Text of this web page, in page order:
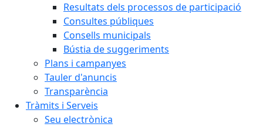
Resultats dels processos de participació
Consultes públiques
Consells municipals
Bústia de suggeriments
Plans i campanyes
Tauler d'anuncis
Transparència
Tràmits i Serveis
Seu electrònica